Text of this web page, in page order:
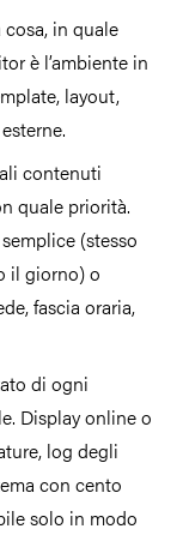
in quale
è l’ambiente in
layout,
contenuti
quale priorità.
(stesso
il giorno) o
fascia oraria,
di ogni
Display online o
log degli
con cento
solo in modo